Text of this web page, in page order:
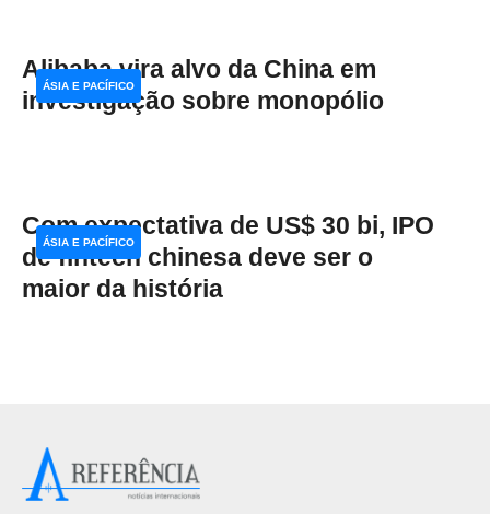
Alibaba vira alvo da China em
investigação sobre monopólio
ÁSIA E PACÍFICO
Com expectativa de US$ 30 bi, IPO
de fintech chinesa deve ser o
maior da história
ÁSIA E PACÍFICO